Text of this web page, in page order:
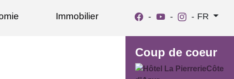
Immobilier - - - FR
Coup de coeur